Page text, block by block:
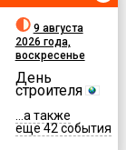
9 августа
2026 года,
воскресенье
День
строителя
...а также
еще 42 события